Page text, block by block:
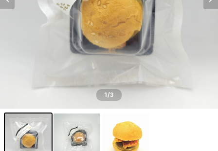
1/3